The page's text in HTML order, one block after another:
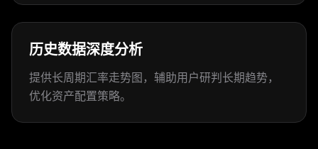
历史数据深度分析
提供长周期汇率走势图，辅助用户研判长期趋势，
优化资产配置策略。